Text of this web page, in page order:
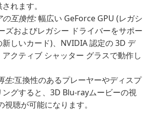
れます。
互換性:幅広い GeForce GPU (レガシ
ズおよびレガシー ドライバーをサポー
新しいカード)、NVIDIA 認定の 3D デ
アクティブ シャッター グラスで動作し
生:互換性のあるプレーヤーやディスプ
ングすると、3D Blu-rayムービーの視
聴が可能になります。